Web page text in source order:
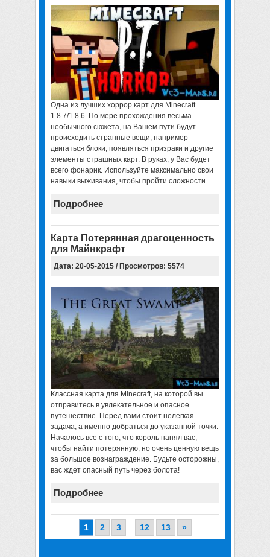
Одна из лучших хоррор карт для Minecraft
1.8.7/1.8.6. По мере прохождения весьма
необычного сюжета, на Вашем пути будут
происходить странные вещи, например
двигаться блоки, появляться призраки и другие
элементы страшных карт. В руках, у Вас будет
всего фонарик. Используйте максимально свои
навыки выживания, чтобы пройти сложности.
Подробнее
Карта Потерянная драгоценность
для Майнкрафт
Дата: 20-05-2015 / Просмотров: 5574
Классная карта для Minecraft, на которой вы
отправитесь в увлекательное и опасное
путешествие. Перед вами стоит нелегкая
задача, а именно добраться до указанной точки.
Началось все с того, что король нанял вас,
чтобы найти потерянную, но очень ценную вещь
за большое вознаграждение. Будьте осторожны,
вас ждет опасный путь через болота!
Подробнее
1 2 3 ... 12 13 »